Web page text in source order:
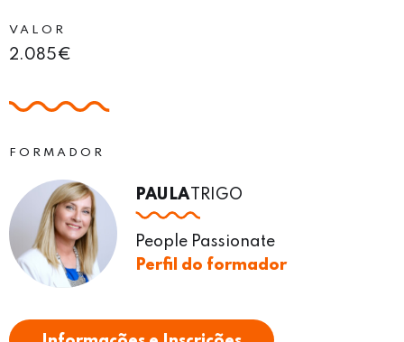
VALOR
2.085€
FORMADOR
PAULA TRIGO
People Passionate
Perfil do formador